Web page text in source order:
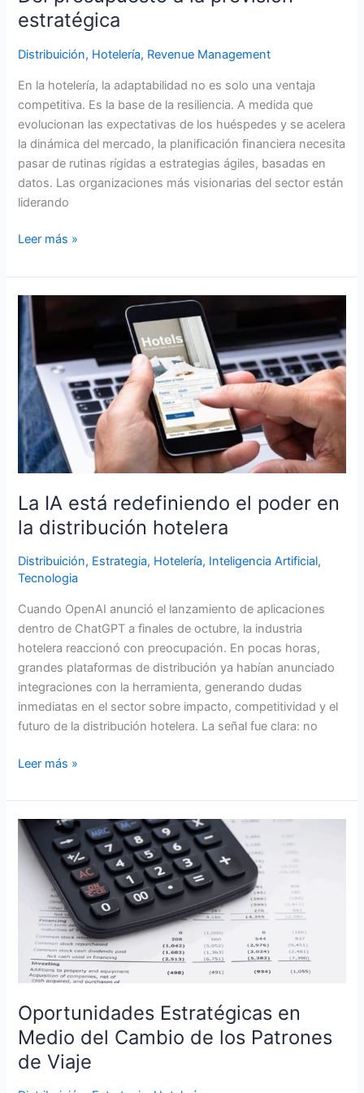
estratégica
Distribuición, Hotelería, Revenue Management
En la hotelería, la adaptabilidad no es solo una ventaja
competitiva. Es la base de la resiliencia. A medida que
evolucionan las expectativas de los huéspedes y se acelera
la dinámica del mercado, la planificación financiera necesita
pasar de rutinas rígidas a estrategias ágiles, basadas en
datos. Las organizaciones más visionarias del sector están
liderando
Leer más »
La IA está redefiniendo el poder en
la distribución hotelera
Distribuición, Estrategia, Hotelería, Inteligencia Artificial,
Tecnologia
Cuando OpenAI anunció el lanzamiento de aplicaciones
dentro de ChatGPT a finales de octubre, la industria
hotelera reaccionó con preocupación. En pocas horas,
grandes plataformas de distribución ya habían anunciado
integraciones con la herramienta, generando dudas
inmediatas en el sector sobre impacto, competitividad y el
futuro de la distribución hotelera. La señal fue clara: no
La
está
redefiniendo
el
poder
en
la
distribución
Leer más »
Oportunidades Estratégicas en
Medio del Cambio de los Patrones
de Viaje
Oportunidades
Estratégicas
en
Medio
Cambio
los
Patrones
de
Viaje